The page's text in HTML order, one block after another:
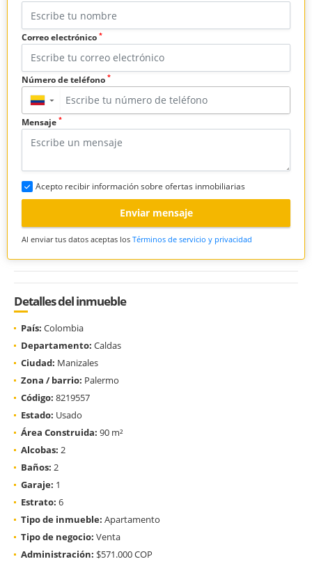
Correo electrónico *
Número de teléfono *
▼
Mensaje *
Acepto recibir información sobre ofertas inmobiliarias
Enviar mensaje
Al enviar tus datos aceptas los Términos de servicio y privacidad
Detalles del inmueble
País: Colombia
Departamento: Caldas
Ciudad: Manizales
Zona / barrio: Palermo
Código: 8219557
Estado: Usado
Área Construida: 90 m²
Alcobas: 2
Baños: 2
Garaje: 1
Estrato: 6
Tipo de inmueble: Apartamento
Tipo de negocio: Venta
Administración: $571.000 COP